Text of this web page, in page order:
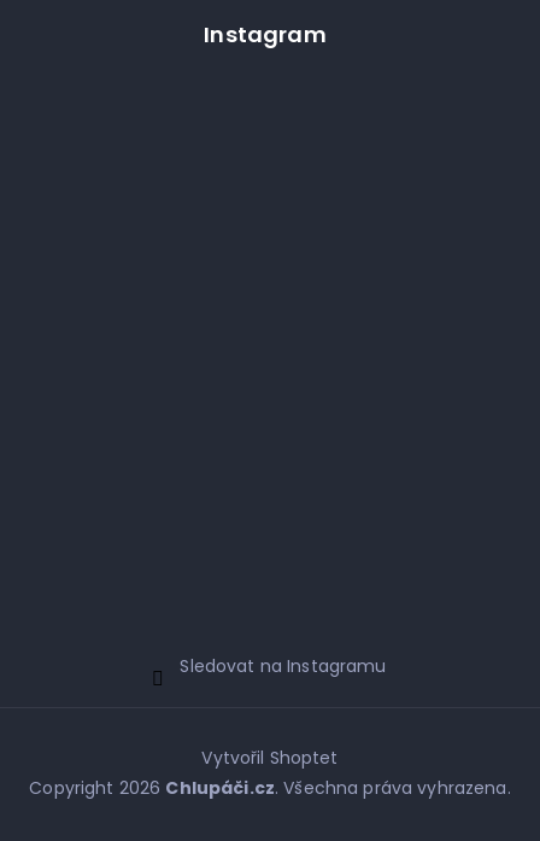
Instagram
Sledovat na Instagramu
Vytvořil Shoptet
Copyright 2026 Chlupáči.cz. Všechna práva vyhrazena.